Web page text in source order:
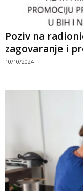
Poziv na
zagovaranje i
10/10/2024